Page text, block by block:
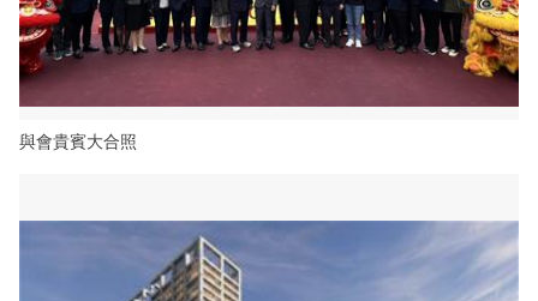
與會貴賓大合照